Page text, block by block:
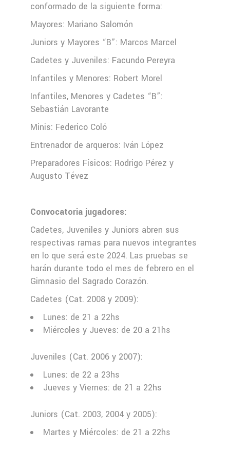
conformado de la siguiente forma:
Mayores: Mariano Salomón
Juniors y Mayores “B”: Marcos Marcel
Cadetes y Juveniles: Facundo Pereyra
Infantiles y Menores: Robert Morel
Infantiles, Menores y Cadetes “B”:
Sebastián Lavorante
Minis: Federico Coló
Entrenador de arqueros: Iván López
Preparadores Físicos: Rodrigo Pérez y
Augusto Tévez
Convocatoria jugadores:
Cadetes, Juveniles y Juniors abren sus
respectivas ramas para nuevos integrantes
en lo que será este 2024. Las pruebas se
harán durante todo el mes de febrero en el
Gimnasio del Sagrado Corazón.
Cadetes (Cat. 2008 y 2009):
Lunes: de 21 a 22hs
Miércoles y Jueves: de 20 a 21hs
Juveniles (Cat. 2006 y 2007):
Lunes: de 22 a 23hs
Jueves y Viernes: de 21 a 22hs
Juniors (Cat. 2003, 2004 y 2005):
Martes y Miércoles: de 21 a 22hs